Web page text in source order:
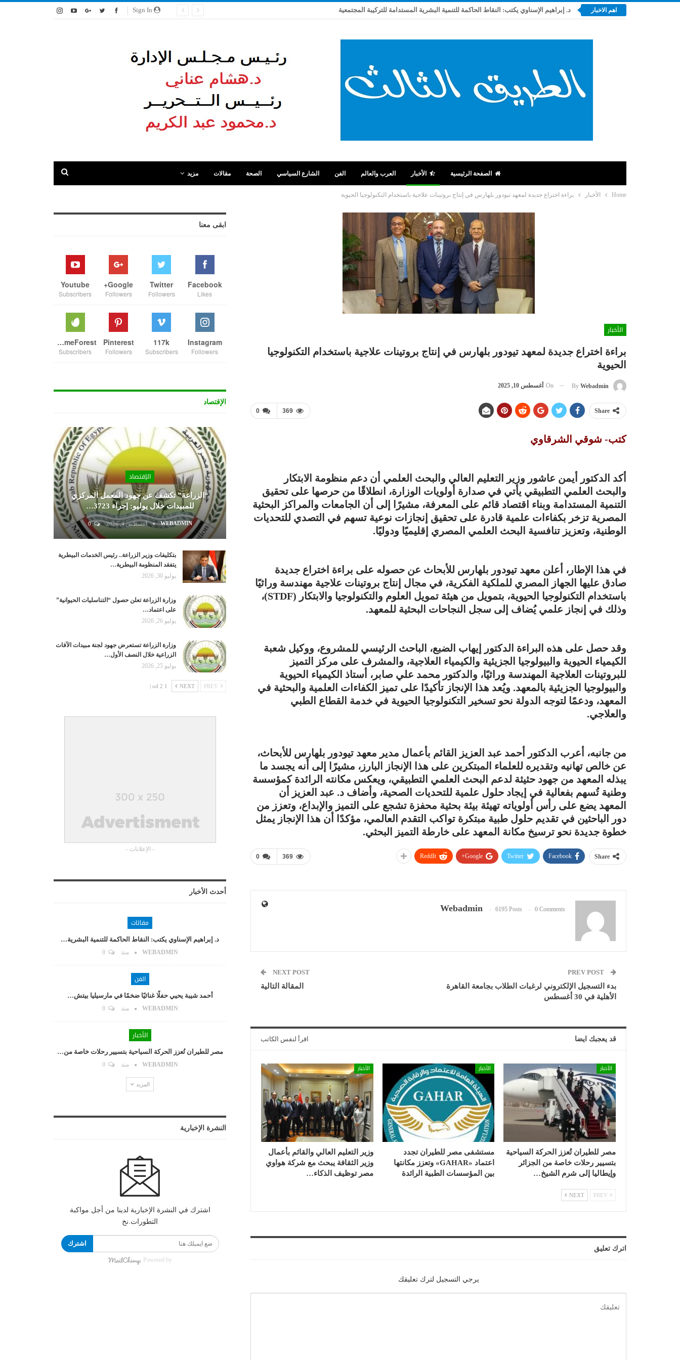
اهم الاخبار د. إبراهيم الإسناوي يكتب: النقاط الحاكمة للتنمية البشرية المستدامة للتركيبة المجتمعية
الصفحة الرئيسية الأخبار العرب والعالم الفن الشارع السياسي الصحة مقالات مزيد
Home الأخبار براءة اختراع جديدة لمعهد تيودور بلهارس في إنتاج بروتينات علاجية باستخدام التكنولوجيا الحيوية
الأخبار
براءة اختراع جديدة لمعهد تيودور بلهارس في إنتاج بروتينات علاجية باستخدام التكنولوجيا
الحيوية
By Webadmin
On أغسطس 10, 2025
0 369 Share
كتب- شوقي الشرقاوي
أكد الدكتور أيمن عاشور وزير التعليم العالي والبحث العلمي أن دعم منظومة الابتكار
والبحث العلمي التطبيقي يأتي في صدارة أولويات الوزارة، انطلاقًا من حرصها على تحقيق
التنمية المستدامة وبناء اقتصاد قائم على المعرفة، مشيرًا إلى أن الجامعات والمراكز البحثية
المصرية تزخر بكفاءات علمية قادرة على تحقيق إنجازات نوعية تسهم في التصدي للتحديات
الوطنية، وتعزيز تنافسية البحث العلمي المصري إقليميًا ودوليًا.
في هذا الإطار، أعلن معهد تيودور بلهارس للأبحاث عن حصوله على براءة اختراع جديدة
صادق عليها الجهاز المصري للملكية الفكرية، في مجال إنتاج بروتينات علاجية مهندسة وراثيًا
باستخدام التكنولوجيا الحيوية، بتمويل من هيئة تمويل العلوم والتكنولوجيا والابتكار (STDF)،
وذلك في إنجاز علمي يُضاف إلى سجل النجاحات البحثية للمعهد.
وقد حصل على هذه البراءة الدكتور إيهاب الضبع، الباحث الرئيسي للمشروع، ووكيل شعبة
الكيمياء الحيوية والبيولوجيا الجزيئية والكيمياء العلاجية، والمشرف على مركز التميز
للبروتينات العلاجية المهندسة وراثيًا، والدكتور محمد علي صابر، أستاذ الكيمياء الحيوية
والبيولوجيا الجزيئية بالمعهد. ويُعد هذا الإنجاز تأكيدًا على تميز الكفاءات العلمية والبحثية في
المعهد، ودعمًا لتوجه الدولة نحو تسخير التكنولوجيا الحيوية في خدمة القطاع الطبي
والعلاجي.
من جانبه، أعرب الدكتور أحمد عبد العزيز القائم بأعمال مدير معهد تيودور بلهارس للأبحاث،
عن خالص تهانيه وتقديره للعلماء المبتكرين على هذا الإنجاز البارز، مشيرًا إلى أنه يجسد ما
يبذله المعهد من جهود حثيثة لدعم البحث العلمي التطبيقي، ويعكس مكانته الرائدة كمؤسسة
وطنية تُسهم بفعالية في إيجاد حلول علمية للتحديات الصحية، وأضاف د. عبد العزيز أن
المعهد يضع على رأس أولوياته تهيئة بيئة بحثية محفزة تشجع على التميز والإبداع، وتعزز من
دور الباحثين في تقديم حلول طبية مبتكرة تواكب التقدم العالمي، مؤكدًا أن هذا الإنجاز يمثل
خطوة جديدة نحو ترسيخ مكانة المعهد على خارطة التميز البحثي.
0 369 Share
Facebook
Twitter
Google+
ReddIt
Webadmin 6195 Posts 0 Comments
بدء التسجيل الإلكتروني لرغبات الطلاب بجامعة القاهرة
الأهلية في 30 أغسطس
NEXT POST
المقالة التالية
قد يعجبك ايضا اقرأ لنفس الكاتب
الأخبار
مصر للطيران تُعزز الحركة السياحية
بتسيير رحلات خاصة من الجزائر
وإيطاليا إلى شرم الشيخ…
الأخبار
مستشفى مصر للطيران تجدد
اعتماد «GAHAR» وتعزز مكانتها
بين المؤسسات الطبية الرائدة
الأخبار
وزير التعليم العالي والقائم بأعمال
وزير الثقافة يبحث مع شركة هواوي
مصر توظيف الذكاء…
NEXT
اترك تعليق
يرجي التسجيل لترك تعليقك
ابقى معنا
Facebook
Likes
Twitter
Followers
Google+
Followers
Youtube
Subscribers
Instagram
Followers
117k
Subscribers
Pinterest
Followers
ThemeForest
Subscribers
الإقتصاد
الإقتصاد
“الزراعة” تكشف عن جهود المعمل المركزي
للمبيدات خلال يوليو: إجراء 3723…
WEBADMIN أغسطس 4, 2026 0
بتكليفات وزير الزراعة.. رئيس الخدمات البيطرية
يتفقد المنظومة البيطرية…
يوليو 30, 2026
وزارة الزراعة تعلن حصول “التناسليات الحيوانية”
على اعتماد…
يوليو 26, 2026
وزارة الزراعة تستعرض جهود لجنة مبيدات الآفات
الزراعية خلال النصف الأول…
يوليو 25, 2026
NEXT
1 od 2 |
- الإعلانات -
أحدث الأخبار
مقالات
د. إبراهيم الإسناوي يكتب: النقاط الحاكمة للتنمية البشرية…
WEBADMIN منذ 0
الفن
أحمد شيبة يحيي حفلًا غنائيًا ضخمًا في مارسيليا بيتش…
WEBADMIN منذ 0
الأخبار
مصر للطيران تُعزز الحركة السياحية بتسيير رحلات خاصة من…
WEBADMIN منذ 0
المزيد
النشرة الإخبارية
اشترك في النشرة الإخبارية لدينا من أجل مواكبة
التطورات.نخ
اشترك
Powered by